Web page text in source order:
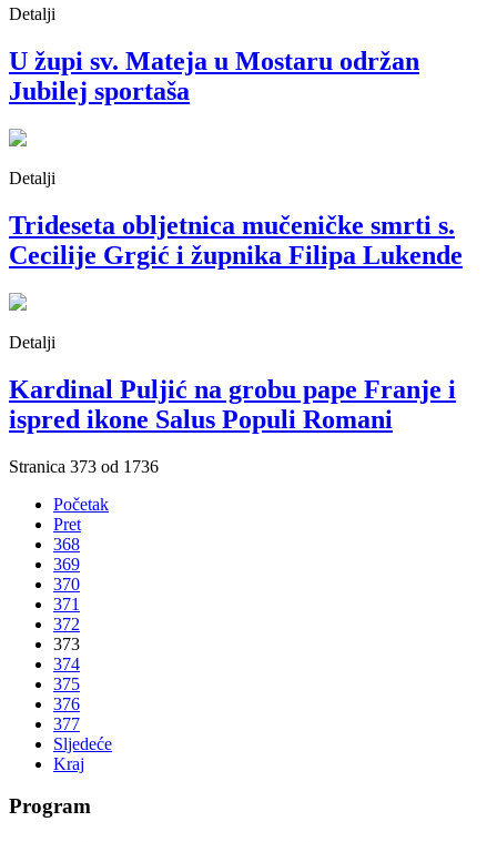
Detalji
U župi sv. Mateja u Mostaru održan
Jubilej sportaša
Detalji
Trideseta obljetnica mučeničke smrti s.
Cecilije Grgić i župnika Filipa Lukende
Detalji
Kardinal Puljić na grobu pape Franje i
ispred ikone Salus Populi Romani
Stranica 373 od 1736
Početak
Pret
368
369
370
371
372
373
374
375
376
377
Sljedeće
Kraj
Program